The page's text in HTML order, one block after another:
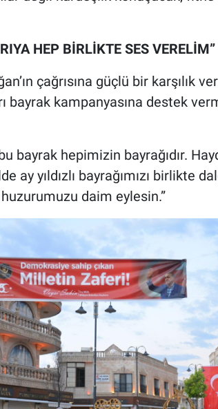
HEP BİRLİKTE SES VERELİM”
çağrısına güçlü bir karşılık
bayrak kampanyasına destek
bayrak hepimizin bayrağıdır.
ay yıldızlı bayrağımızı birlikte
daim eylesin.”